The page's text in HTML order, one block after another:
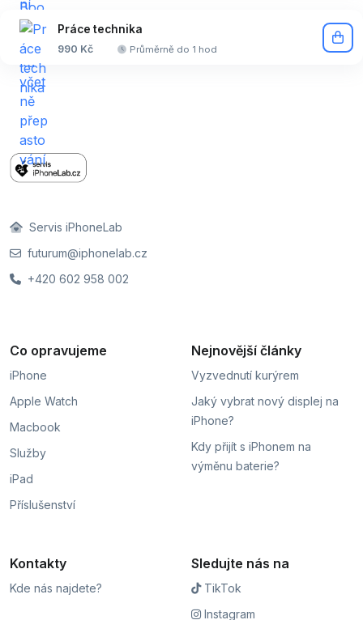
Práce technika
990 Kč Průměrně do 1 hod
Servis iPhoneLab
futurum@iphonelab.cz
+420 602 958 002
Co opravujeme
iPhone
Apple Watch
Macbook
Služby
iPad
Příslušenství
Nejnovější články
Vyzvednutí kurýrem
Jaký vybrat nový displej na
iPhone?
Kdy přijít s iPhonem na
výměnu baterie?
Kontakty
Kde nás najdete?
Sledujte nás na
TikTok
Instagram